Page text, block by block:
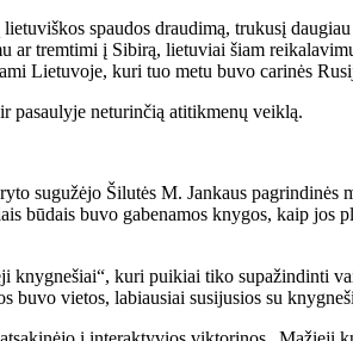
spaudos draudimą, trukusį
ar tremtimi į Sibirą, lietuviai šiam
Lietuvoje, kuri tuo metu buvo carinės
pasaulyje neturinčią atitikmenų veiklą.
sugužėjo Šilutės M. Jankaus
buvo gabenamos knygos, kaip jos
kuri puikiai tiko supažindinti
vietos, labiausiai susijusios su